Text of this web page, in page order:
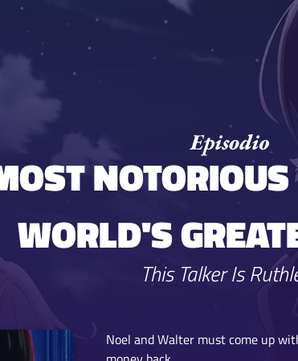
WORLD'S
This Talker Is
Noel and Walter must come up